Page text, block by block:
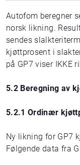
Autofom beregner
norsk likning.
sendes
kjøttprosent i
på GP7 viser IKKE
5.2 Beregning av
5.2.1 Ordinær
Ny likning for GP7
Følgende data fra